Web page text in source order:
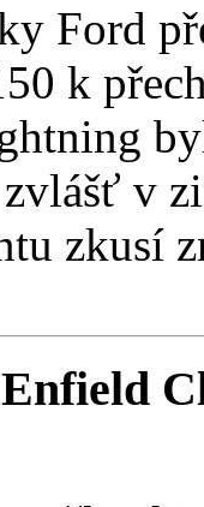
Ford
k
v
zkusí